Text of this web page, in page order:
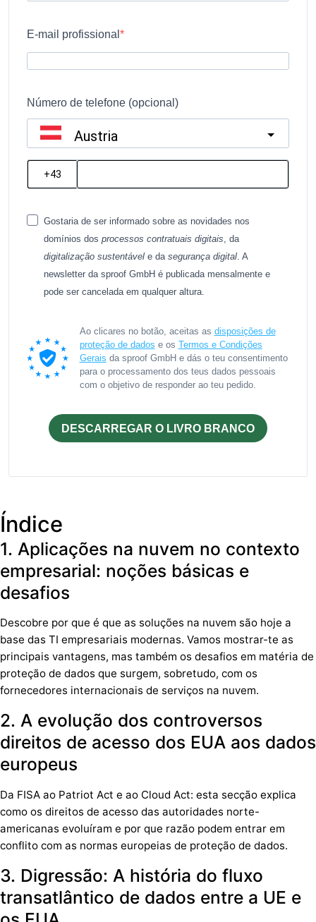
E-mail profissional
Número de telefone (opcional)
Austria
Gostaria de ser informado sobre as novidades nos
domínios dos processos contratuais digitais, da
digitalização sustentável e da segurança digital. A
newsletter da sproof GmbH é publicada mensalmente e
pode ser cancelada em qualquer altura.
Ao clicares no botão, aceitas as disposições de
proteção de dados e os Termos e Condições
Gerais da sproof GmbH e dás o teu consentimento
para o processamento dos teus dados pessoais
com o objetivo de responder ao teu pedido.
DESCARREGAR O LIVRO BRANCO
Índice
1. Aplicações na nuvem no contexto
empresarial: noções básicas e
desafios
Descobre por que é que as soluções na nuvem são hoje a
base das TI empresariais modernas. Vamos mostrar-te as
principais vantagens, mas também os desafios em matéria de
proteção de dados que surgem, sobretudo, com os
fornecedores internacionais de serviços na nuvem.
2. A evolução dos controversos
direitos de acesso dos EUA aos dados
europeus
Da FISA ao Patriot Act e ao Cloud Act: esta secção explica
como os direitos de acesso das autoridades norte-
americanas evoluíram e por que razão podem entrar em
conflito com as normas europeias de proteção de dados.
3. Digressão: A história do fluxo
transatlântico de dados entre a UE e